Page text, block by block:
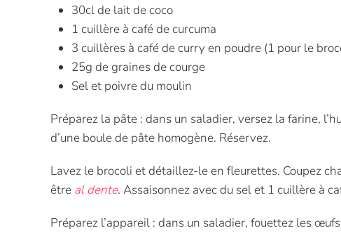
30cl de lait de coco
1 cuillère à café de curcuma
3 cuillères à café de curry en poudre (1 pour le
25g de graines de courge
Sel et poivre du moulin
Préparez la pâte : dans un saladier, versez la farine,
d’une boule de pâte homogène. Réservez.
Lavez le brocoli et détaillez-le en fleurettes. Coupez
être al dente. Assaisonnez avec du sel et 1 cuillère à
Préparez l’appareil : dans un saladier, fouettez les